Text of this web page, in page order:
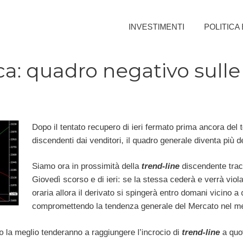
INVESTIMENTI POLITICA
quadro negativo
Dopo il tentato recupero di ieri fermato prima ancora del
discendenti dai venditori, il quadro generale diventa più
Siamo ora in prossimità della trend-linediscendente
Giovedì scorso e di ieri: se la stessa cederà e verrà
oraria allora il derivato si spingerà entro domani vicino a
compromettendo la tendenza generale del Mercato nel
meglio tenderanno a raggiungere l’incrocio di trend-line a